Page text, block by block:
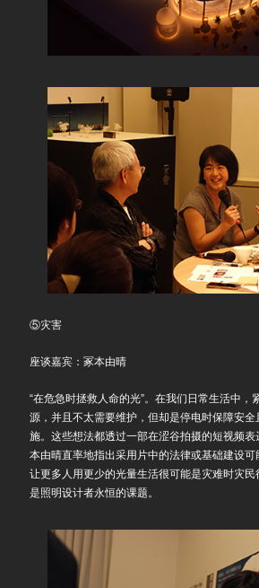
⑤灾害
座谈嘉宾：冢本由晴
“在危急时拯救人命的光”。在我们日常生活中，
源，并且不太需要维护，但却是停电时保障安
施。这些想法都透过一部在涩谷拍摄的短视频
本由晴直率地指出采用片中的法律或基础建设
让更多人用更少的光量生活很可能是灾难时灾
是照明设计者永恒的课题。